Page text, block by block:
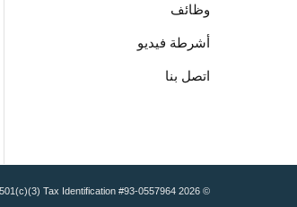
وظائف
أشرطة فيديو
اتصل بنا
© 2026 Impact NW - 501(c)(3) Tax Identification #93-0557964 |